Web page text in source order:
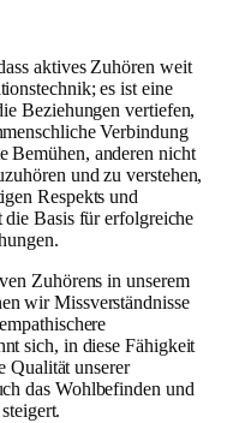
aktives Zuhören weit
es ist eine
Beziehungen vertiefen,
Verbindung
Bemühen, anderen nicht
und zu verstehen,
Respekts und
Basis für erfolgreiche
Zuhörens in unserem
wir Missverständnisse
sich, in diese Fähigkeit
Qualität unserer
das Wohlbefinden und